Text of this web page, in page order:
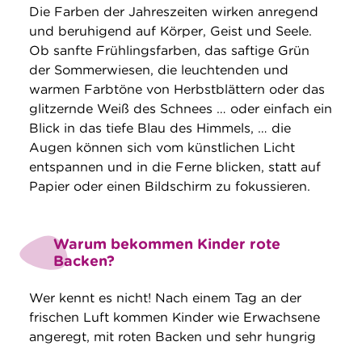
Die Farben der Jahreszeiten wirken anregend
und beruhigend auf Körper, Geist und Seele.
Ob sanfte Frühlingsfarben, das saftige Grün
der Sommerwiesen, die leuchtenden und
warmen Farbtöne von Herbstblättern oder das
glitzernde Weiß des Schnees … oder einfach ein
Blick in das tiefe Blau des Himmels, … die
Augen können sich vom künstlichen Licht
entspannen und in die Ferne blicken, statt auf
Papier oder einen Bildschirm zu fokussieren.
Warum bekommen Kinder rote
Backen?
Wer kennt es nicht! Nach einem Tag an der
frischen Luft kommen Kinder wie Erwachsene
angeregt, mit roten Backen und sehr hungrig